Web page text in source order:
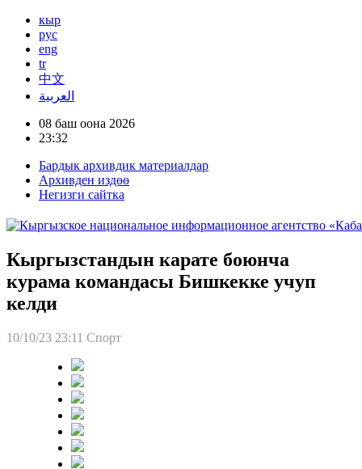
кыр
рус
eng
tr
中文
العربية
08 баш оона 2026
23:32
Бардык архивдик материалдар
Архивден издөө
Негизги сайтка
Кыргызстандын карате боюнча
курама командасы Бишкекке учуп
келди
10/10/23 23:11 Спорт